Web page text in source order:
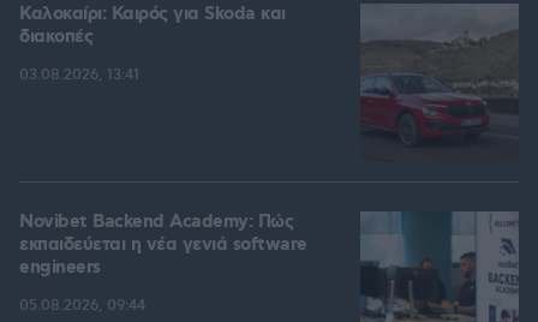
Καλοκαίρι: Καιρός για Skoda και
διακοπές
03.08.2026, 13:41
Novibet Backend Academy: Πώς
εκπαιδεύεται η νέα γενιά software
engineers
05.08.2026, 09:44